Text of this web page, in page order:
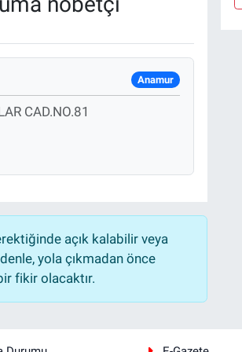
Anamur
CAD.NO.81
açık kalabilir veya
yola çıkmadan önce
fikir olacaktır.